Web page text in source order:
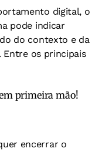
digital, o
pode indicar
do contexto e da
os principais
primeira mão!
encerrar o